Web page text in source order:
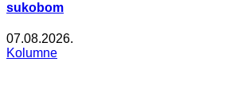
sukobom
07.08.2026.
Kolumne